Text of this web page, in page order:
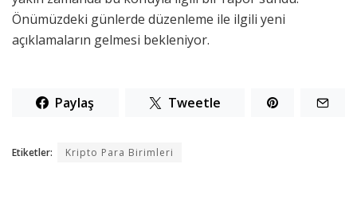
Önümüzdeki günlerde düzenleme ile ilgili yeni
açıklamaların gelmesi bekleniyor.
Paylaş Tweetle
Etiketler: Kripto Para Birimleri